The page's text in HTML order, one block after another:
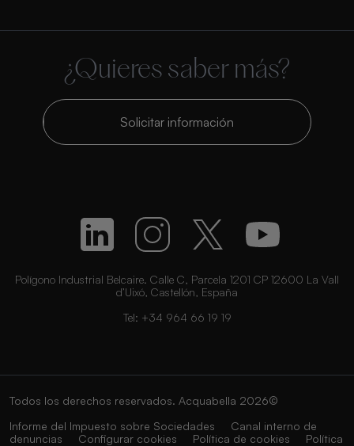
¿Quieres saber más?
Solicitar información
Polígono Industrial Belcaire. Calle C, Parcela 1201 CP 12600 La Vall
d’Uixó, Castellón, España
Tel: +34 964 66 19 19
Todos los derechos reservados. Acquabella 2026©
Informe del Impuesto sobre Sociedades
Canal interno de
denuncias
Configurar cookies Política de cookies
Política